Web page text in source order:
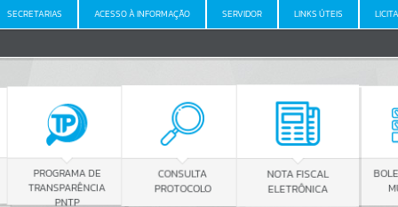
SECRETARIAS ACESSO À INFORMAÇÃO SERVIDOR LINKS ÚTEIS
CONSULTA
PROTOCOLO
NOTA FISCAL
ELETRÔNICA
BOLETIM OFICIAL
MUNICIPAL